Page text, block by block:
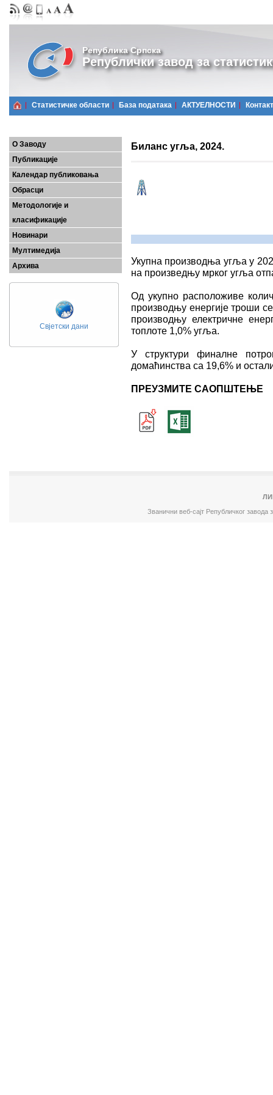
Република Српска
Републички завод за
Статистичке области Базa података АКТУЕЛНОСТИ Контакт
О Заводу
Публикације
Календар публиковања
Обрасци
Методологије и
класификације
Новинари
Мултимедија
Архива
Свјетски дани
Биланс угља, 2024.
Укупна производња угља у
на произведњу мрког угља
Од укупно расположиве
производњу енергије троши
производњу електричне
топлоте 1,0% угља.
У структури финалне
домаћинства са 19,6% и
ПРЕУЗМИТЕ САОПШТЕЊЕ
Званични веб-сајт Републичког